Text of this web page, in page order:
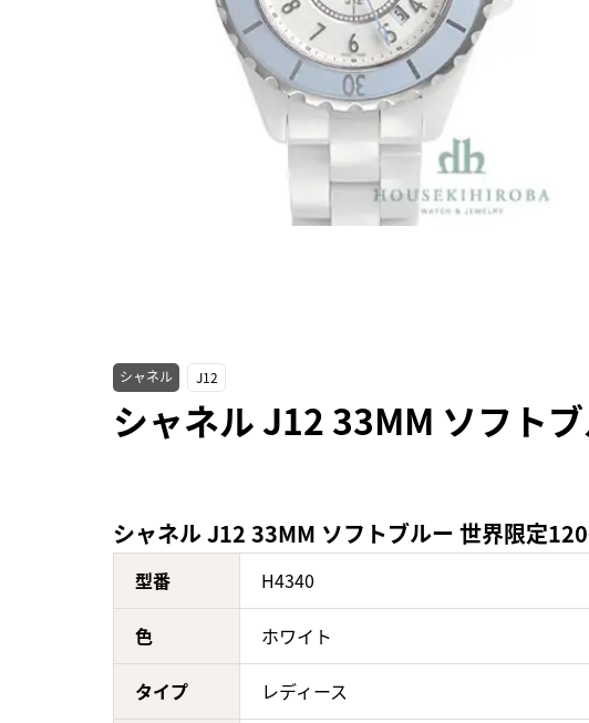
シャネル J12
シャネル J12 33MM ソフト
シャネル J12 33MM ソフトブルー 世界限定
型番 H4340
色 ホワイト
タイプ レディース